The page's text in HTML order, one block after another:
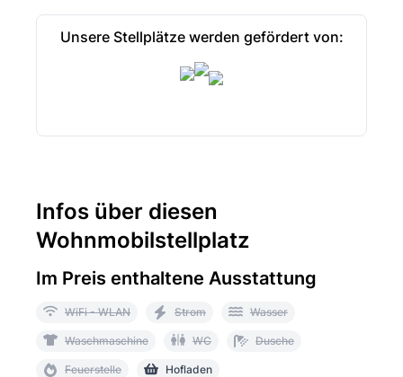
Unsere Stellplätze werden gefördert von:
Infos über diesen
Wohnmobilstellplatz
Im Preis enthaltene Ausstattung
WiFi - WLAN Strom Wasser
Waschmaschine WC Dusche
Feuerstelle Hofladen